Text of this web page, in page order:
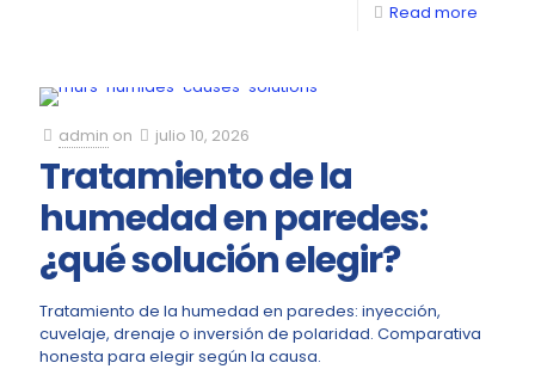
Read more
admin on julio 10, 2026
Tratamiento de la
humedad en paredes:
¿qué solución elegir?
Tratamiento de la humedad en paredes: inyección,
cuvelaje, drenaje o inversión de polaridad. Comparativa
honesta para elegir según la causa.